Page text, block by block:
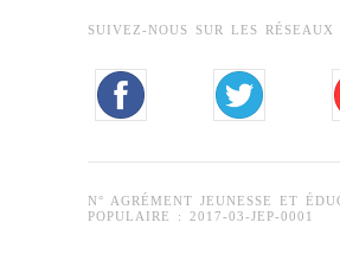
SUIVEZ-NOUS SUR LES
N° AGRÉMENT JEUNESSE ET
POPULAIRE : 2017-03-JEP-0001